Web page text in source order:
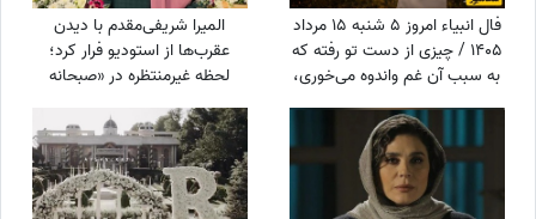
فال انبیاء امروز 5 شنبه 15 مرداد
1405 / چیزی از دست تو رفته که
به سبب آن غم واندوه می‌خوری،
اما ...
المیرا شریفی‌مقدم با دیدن
عقرب‌ها از استودیو فرار کرد؛
لحظه غیرمنتظره در «صبحانه
ایرانی» + ویدئو